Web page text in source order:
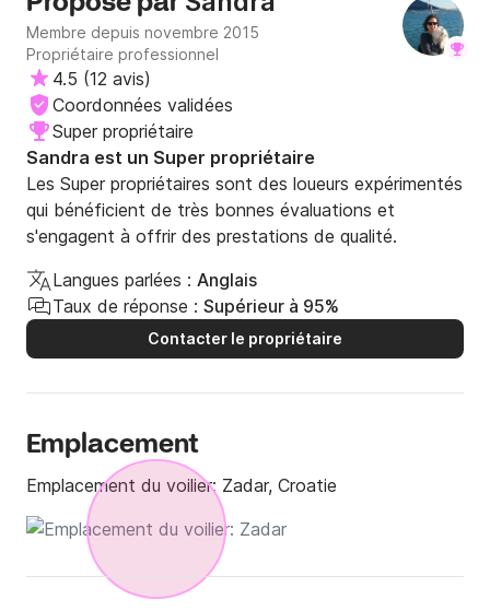
Membre depuis novembre 2015
Propriétaire professionnel
4.5 (12 avis)
Coordonnées validées
Super propriétaire
Sandra est un Super propriétaire
Les Super propriétaires sont des loueurs expérimentés
qui bénéficient de très bonnes évaluations et
s'engagent à offrir des prestations de qualité.
Langues parlées : Anglais
Taux de réponse : Supérieur à 95%
Contacter le propriétaire
Emplacement
Emplacement du voilier: Zadar, Croatie